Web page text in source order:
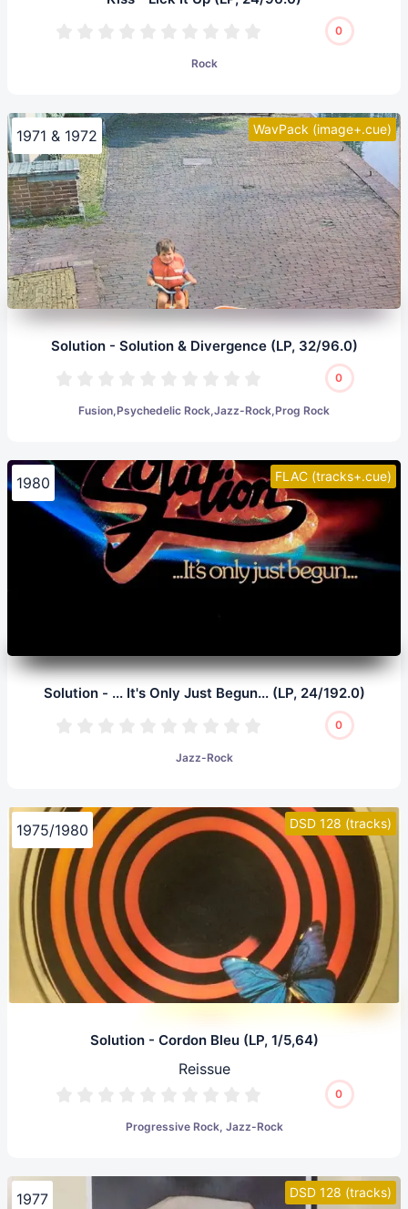
0
Rock
WavPack (image+.cue)
1971 & 1972
Solution - Solution & Divergence (LP, 32/96.0)
0
Fusion,Psychedelic Rock,Jazz-Rock,Prog Rock
FLAC (tracks+.cue)
1980
Solution - ... It's Only Just Begun... (LP, 24/192.0)
0
Jazz-Rock
DSD 128 (tracks)
1975/1980
Solution - Cordon Bleu (LP, 1/5,64)
Reissue
0
Progressive Rock, Jazz-Rock
DSD 128 (tracks)
1977